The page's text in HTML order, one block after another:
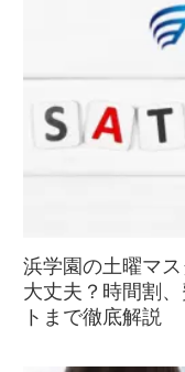
浜学園の土曜マ
大丈夫？時間割
トまで徹底解説